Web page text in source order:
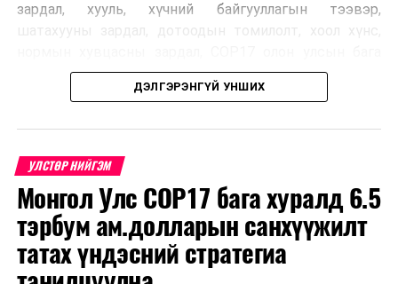
зардал, хууль, хүчний байгууллагын тээвэр,
хурлын зардал, Засгийн газрын өр, орон нутгийн нөөц
хөрөнгийн санхүүжилтийг хэвийн үргэлжлүүлэхээр
Харин дараах зардлыг хязгаарлахаар болсон байна.
Үүнд:
Олон улсын болон Засгийн газрын
шийдвэртэйгээс бусад хурал, зөвлөгөөн, ой,
тэмдэглэлт өдөр, найр наадам, соёлын арга
ДЭЛГЭРЭНГҮЙ УНШИХ
УЛСТӨР НИЙГЭМ
Монгол Улс COP17 бага хуралд 6.5
тэрбум ам.долларын санхүүжилт
татах үндэсний стратегиа